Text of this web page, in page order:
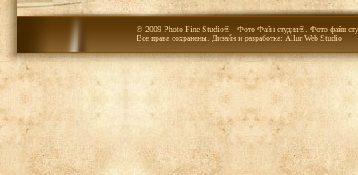
© 2009 Photo Fine Studio® - Фото Файн студия®. Фото файн
Все права сохранены. Дизайн и разработка: Allur Web Studio